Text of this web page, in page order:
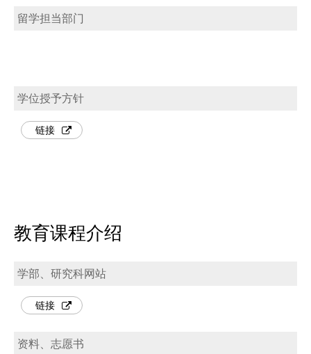
留学担当部门
学位授予方针
链接
教育课程介绍
学部、研究科网站
链接
资料、志愿书